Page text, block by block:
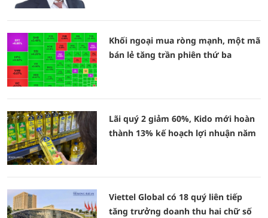
Khối ngoại mua ròng mạnh, một mã
bán lẻ tăng trần phiên thứ ba
Lãi quý 2 giảm 60%, Kido mới hoàn
thành 13% kế hoạch lợi nhuận năm
Viettel Global có 18 quý liên tiếp
tăng trưởng doanh thu hai chữ số